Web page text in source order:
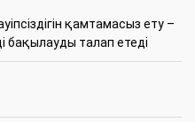
қамтамасыз ету –
бақылауды талап етеді